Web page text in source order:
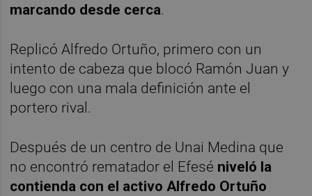
marcando desde cerca.
Replicó Alfredo Ortuño, primero con un
intento de cabeza que blocó Ramón Juan y
luego con una mala definición ante el
portero rival.
Después de un centro de Unai Medina que
no encontró rematador el Efesé niveló la
contienda con el activo Alfredo Ortuño